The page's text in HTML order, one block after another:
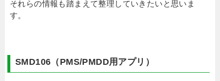
それらの情報も踏まえて整理していきたいと思いま
す。
SMD106（PMS/PMDD用アプリ）